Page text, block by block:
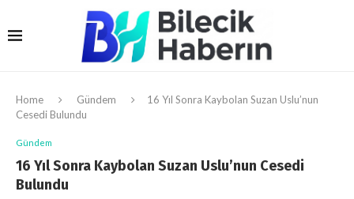
Home Gündem
16 Yıl Sonra Kaybolan Suzan Uslu’nun
Cesedi Bulundu
Gündem
16 Yıl Sonra Kaybolan Suzan Uslu’nun Cesedi
Bulundu